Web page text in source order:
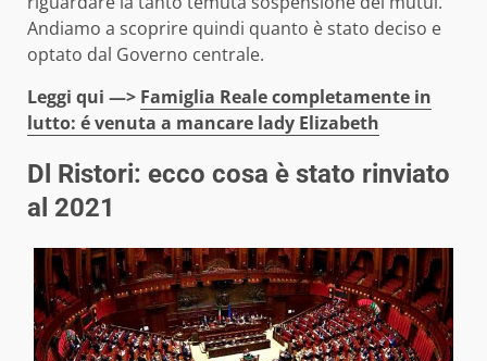
Andiamo a scoprire quindi quanto è stato deciso e
optato dal Governo centrale.
Leggi qui —> Famiglia Reale completamente in
lutto: é venuta a mancare lady Elizabeth
Dl Ristori: ecco cosa è stato rinviato
al 2021